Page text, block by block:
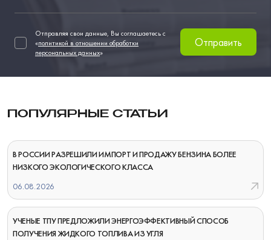
Отправляя свои данные, Вы соглашаетесь с
«политикой в отношении обработки
персональных данных»
Отправить
ПОПУЛЯРНЫЕ СТАТЬИ
В РОССИИ РАЗРЕШИЛИ ИМПОРТ И ПРОДАЖУ БЕНЗИНА БОЛЕЕ
НИЗКОГО ЭКОЛОГИЧЕСКОГО КЛАССА
06.08.2026
УЧЕНЫЕ ТПУ ПРЕДЛОЖИЛИ ЭНЕРГОЭФФЕКТИВНЫЙ СПОСОБ
ПОЛУЧЕНИЯ ЖИДКОГО ТОПЛИВА ИЗ УГЛЯ